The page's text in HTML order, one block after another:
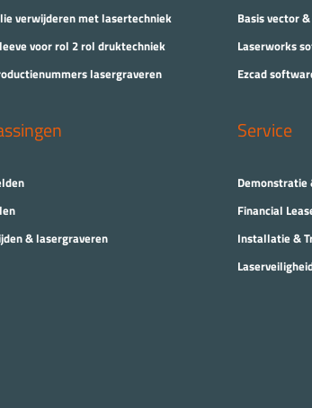
verwijderen met lasertechniek
voor rol 2 rol druktechniek
lasergraveren
& lasergraveren
Basis vector
Laserworks
Ezcad
Service
Demonstratie
Financial
Installatie &